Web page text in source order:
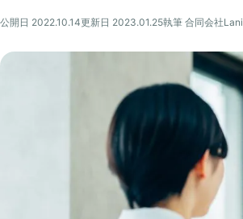
公開日 2022.10.14更新日 2023.01.25執筆 合同会社Lani